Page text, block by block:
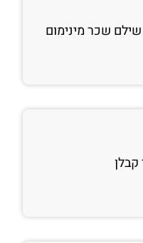
שכר מינימום
קבלן